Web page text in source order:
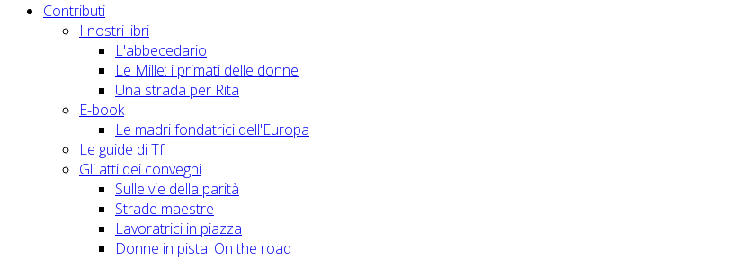
Contributi
I nostri libri
L'abbecedario
Le Mille: i primati delle donne
Una strada per Rita
E-book
Le madri fondatrici dell'Europa
Le guide di Tf
Gli atti dei convegni
Sulle vie della parità
Strade maestre
Lavoratrici in piazza
Donne in pista. On the road